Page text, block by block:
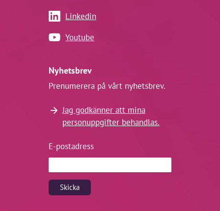
Linkedin
Youtube
Nyhetsbrev
Prenumerera på vårt nyhetsbrev.
Jag godkänner att mina
personuppgifter behandlas.
E-postadress
Skicka